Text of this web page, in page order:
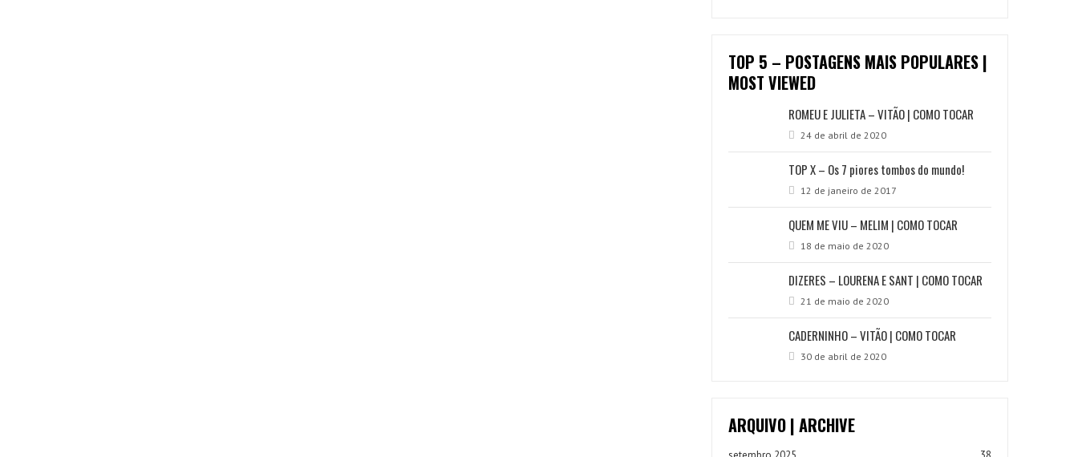
TOP 5 – POSTAGENS MAIS POPULARES |
MOST VIEWED
ROMEU E JULIETA – VITÃO | COMO TOCAR
24 de abril de 2020
TOP X – Os 7 piores tombos do mundo!
12 de janeiro de 2017
QUEM ME VIU – MELIM | COMO TOCAR
18 de maio de 2020
DIZERES – LOURENA E SANT | COMO TOCAR
21 de maio de 2020
CADERNINHO – VITÃO | COMO TOCAR
30 de abril de 2020
ARQUIVO | ARCHIVE